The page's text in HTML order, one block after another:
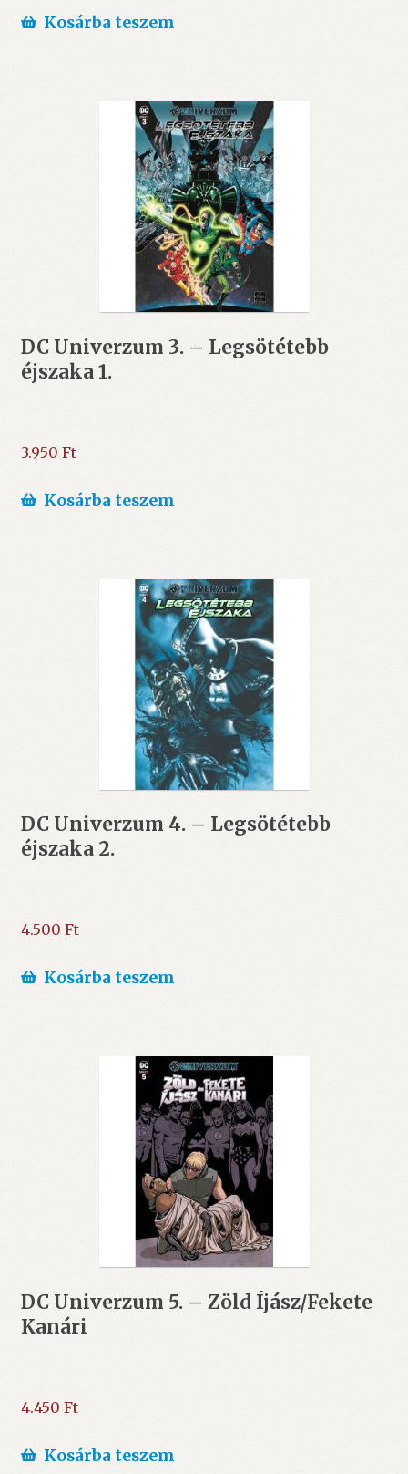
Kosárba teszem
DC Univerzum 3. – Legsötétebb
éjszaka 1.
3.950 Ft
Kosárba teszem
DC Univerzum 4. – Legsötétebb
éjszaka 2.
4.500 Ft
Kosárba teszem
DC Univerzum 5. – Zöld Íjász/Fekete
Kanári
4.450 Ft
Kosárba teszem